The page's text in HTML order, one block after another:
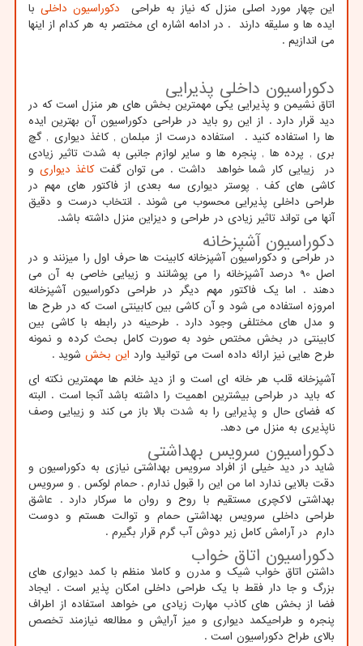
این چهار مورد اصلی منزل که نیاز به طراحی دکوراسیون داخلی با
ایده ها و سلیقه دارند . در ادامه اشاره ای مختصر به هر کدام از اینها
می اندازیم .
دکوراسیون داخلی پذیرایی
اتاق نشیمن و پذیرایی یکی مهمترین بخش های هر منزل است که در
دید قرار دارد . از این رو باید در طراحی دکوراسیون آن بهترین ایده
ها را استفاده کنید . استفاده درست از مبلمان , کاغذ دیواری , گچ
بری , پرده ها , پنجره ها و سایر لوازم جانبی به شدت تاثیر زیادی
در زیبایی کار شما خواهد داشت . می توان گفتکاغذ دیواری و
کاشی های کف , پوستر دیواری سه بعدی از فاکتور های مهم در
طراحی داخلی پذیرایی محسوب می شوند . انتخاب درست و دقیق
آنها می تواند تاثیر زیادی در طراحی و دیزاین منزل داشته باشد.
دکوراسیون آشپزخانه
در طراحی و دکوراسیون آشپزخانه کابینت ها حرف اول را میزنند و در
اصل 90 درصد آشپزخانه را می پوشانند و زیبایی خاصی به آن می
دهند . اما یک فاکتور مهم دیگر در طراحی دکوراسیون آشپزخانه
امروزه استفاده می شود و آن کاشی بین کابینتی است که در طرح ها
و مدل های مختلفی وجود دارد . طرحینه در رابطه با کاشی بین
کابینتی در بخش مختص خود به صورت کامل بحث کرده و نمونه
طرح هایی نیز ارائه داده است می توانید وارد این بخش شوید .
آشپزخانه قلب هر خانه ای است و از دید خانم ها مهمترین نکته ای
که باید در طراحی بیشترین اهمیت را داشته باشد آنجا است . البته
که فضای حال و پذیرایی را به شدت بالا باز می کند و زیبایی وصف
ناپذیری به منزل می دهد.
دکوراسیون سرویس بهداشتی
شاید در دید خیلی از افراد سرویس بهداشتی نیازی به دکوراسیون و
دقت بالایی ندارد اما من این را قبول ندارم . حمام لوکس , و سرویس
بهداشتی لاکچری مستقیم با روح و روان ما سرکار دارد . عاشق
طراحی داخلی سرویس بهداشتی حمام و توالت هستم و دوست
دارم در آرامش کامل زیر دوش آب گرم قرار بگیرم .
دکوراسیون اتاق خواب
داشتن اتاق خواب شیک و مدرن و کاملا منظم با کمد دیواری های
بزرگ و جا دار فقط با یک طراحی داخلی امکان پذیر است . ایجاد
فضا از بخش های کاذب مهارت زیادی می خواهد استفاده از اطراف
پنجره و طراحیکمد دیواری و میز آرایش و مطالعه نیازمند تخصص
بالای طراح دکوراسیون است .